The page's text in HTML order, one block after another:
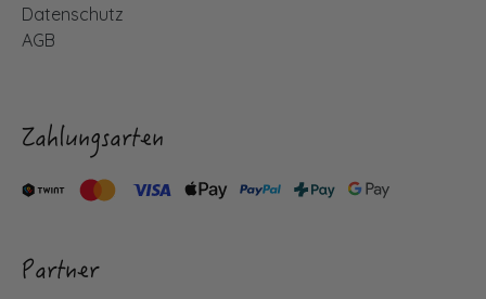
Datenschutz
AGB
Zahlungsarten
Partner